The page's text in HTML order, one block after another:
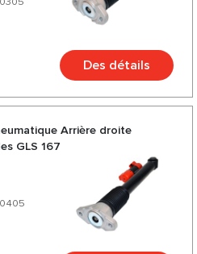
Des détails
Arrière droite
GLS 167